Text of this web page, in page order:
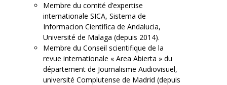
Membre du comité d’expertise
internationale SICA, Sistema de
Informacion Cientifica de Andalucia,
Université de Malaga (depuis 2014).
Membre du Conseil scientifique de la
revue internationale « Area Abierta » du
département de Journalisme Audiovisuel,
université Complutense de Madrid (depuis